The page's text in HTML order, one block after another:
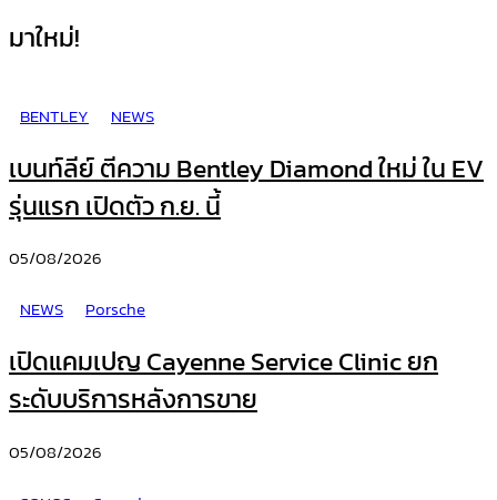
มาใหม่!
BENTLEY NEWS
เบนท์ลีย์ ตีความ Bentley Diamond ใหม่ ใน EV
รุ่นแรก เปิดตัว ก.ย. นี้
05/08/2026
NEWS
Porsche
เปิดแคมเปญ Cayenne Service Clinic ยก
ระดับบริการหลังการขาย
05/08/2026